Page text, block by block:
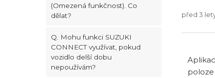
(Omezená funkčnost). Co
dělat?
Q. Mohu funkci SUZUKI
CONNECT využívat, pokud
vozidlo delší dobu
nepoužívám?
před 3